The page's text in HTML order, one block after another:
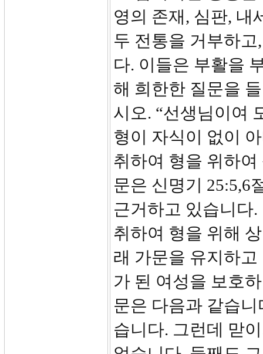
영의 존재, 심판, 내
두 전통을 거부하
다. 이들은 부활을
해 희한한 질문을
시오. “선생님이여
형이 자식이 없이
취하여 형을 위하
문은 신명기 25:5,6
근거하고 있습니다
취하여 형을 위해
래 가문을 유지하
가 된 여성을 보호
문은 다음과 같습
습니다. 그런데 맏